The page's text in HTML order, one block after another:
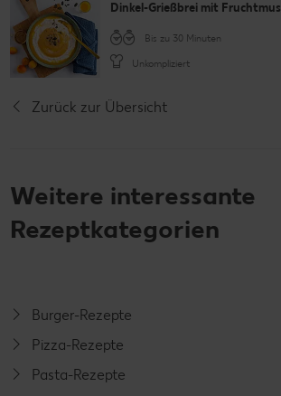
Dinkel-Grießbrei mit Fruchtmus
Bis zu 30 Minuten
Unkompliziert
Zurück zur Übersicht
Weitere interessante
Rezeptkategorien
Burger-Rezepte
Pizza-Rezepte
Pasta-Rezepte